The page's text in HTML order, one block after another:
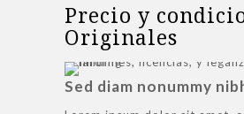
Precio y
Originales
Sed diam nonummy